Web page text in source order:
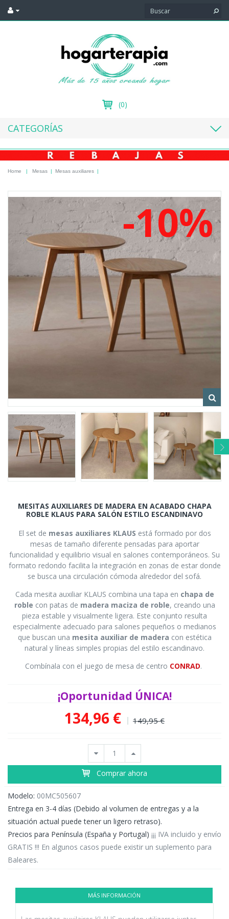
(0)
CATEGORÍAS
Home | Mesas | Mesas auxiliares |
-10%
MESITAS AUXILIARES DE MADERA EN ACABADO CHAPA
ROBLE KLAUS PARA SALÓN ESTILO ESCANDINAVO
El set de mesas auxiliares KLAUS está formado por dos
mesas de tamaño diferente pensadas para aportar
funcionalidad y equilibrio visual en salones contemporáneos. Su
formato redondo facilita la integración en zonas de estar donde
se busca una circulación cómoda alrededor del sofá.
Cada mesita auxiliar KLAUS combina una tapa en chapa de
roble con patas de madera maciza de roble, creando una
pieza estable y visualmente ligera. Este conjunto resulta
especialmente adecuado para salones pequeños o medianos
que buscan una mesita auxiliar de madera con estética
natural y líneas simples propias del estilo escandinavo.
Combínala con el juego de mesa de centro CONRAD.
¡Oportunidad ÚNICA!
134,96 € 149,95 €
Comprar ahora
Modelo: 00MC505607
Entrega en 3-4 días (Debido al volumen de entregas y a la
situación actual puede tener un ligero retraso).
Precios para Península (España y Portugal) ¡¡¡ IVA incluido y envío
GRATIS !!! En algunos casos puede existir un suplemento para
Baleares.
MÁS INFORMACIÓN